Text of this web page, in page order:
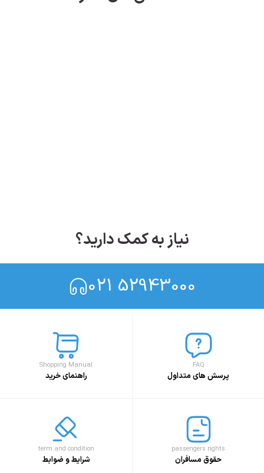
نیاز به کمک دارید؟
021 52943000
FAQ
پرسش های متداول
Shopping Manual
راهنمای خرید
passengers rights
حقوق مسافران
term and condition
شرایط و ضوابط